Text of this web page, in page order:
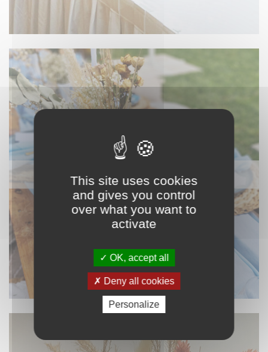
NAPPAGE ET TEXTILE
This site uses cookies
and gives you control
over what you want to
activate
OK, accept all
Deny all cookies
Personalize